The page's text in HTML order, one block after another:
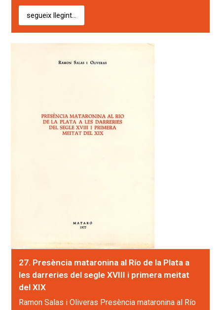
segueix llegint...
27. Presència mataronina al Río de la Plata a
les darreries del segle XVIII i primera meitat
del XIX
Ramon Salas i Oliveras Presència mataronina al Río